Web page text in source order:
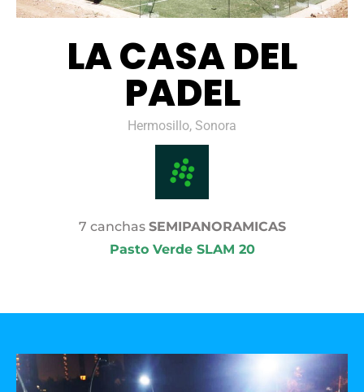
LA CASA DEL
PADEL
Hermosillo, Sonora
7 canchas SEMIPANORAMICAS
Pasto Verde SLAM 20